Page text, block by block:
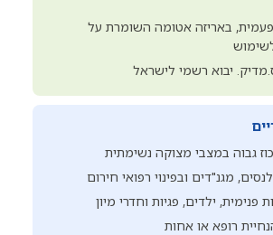
באריזה אטומה השומרת על
יבוא רשמי לישראל
גבוה במצבי מצוקה נשימתית
מגנ"דים ובפינוי רפואי חירום
פנימית, ילדים, פגיות וחדרי מיון
רופא או אחות